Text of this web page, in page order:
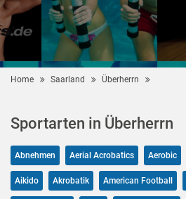
Home Saarland Überherrn
Sportarten in Überherrn
Abnehmen Aerial Acrobatics Aerobic
Aikido Akrobatik American Football